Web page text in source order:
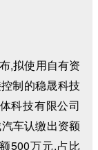
,拟使用自有资
制的稳晟科技
科技有限公司
车认缴出资额
500万元,占比